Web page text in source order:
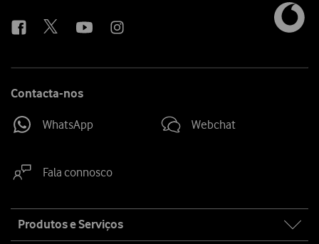
Contacta-nos
WhatsApp Webchat
Fala connosco
map
Produtos e Serviços